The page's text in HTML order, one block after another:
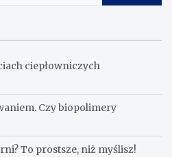
ciepłowniczych
Czy biopolimery
To prostsze, niż myślisz!